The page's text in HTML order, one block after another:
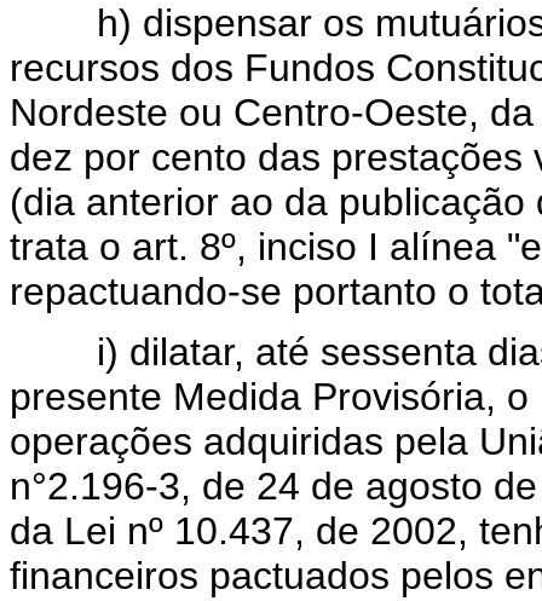
h) dispensar os mutuários,
recursos dos Fundos
Nordeste ou Centro-Oeste,
dez por cento das
(dia anterior ao da
trata o art. 8º, inciso I alínea
repactuando-se portanto o
i) dilatar, até sessenta
presente Medida Provisória,
operações adquiridas pela
n°2.196-3, de 24 de agosto
da Lei nº 10.437, de 2002,
financeiros pactuados pelos